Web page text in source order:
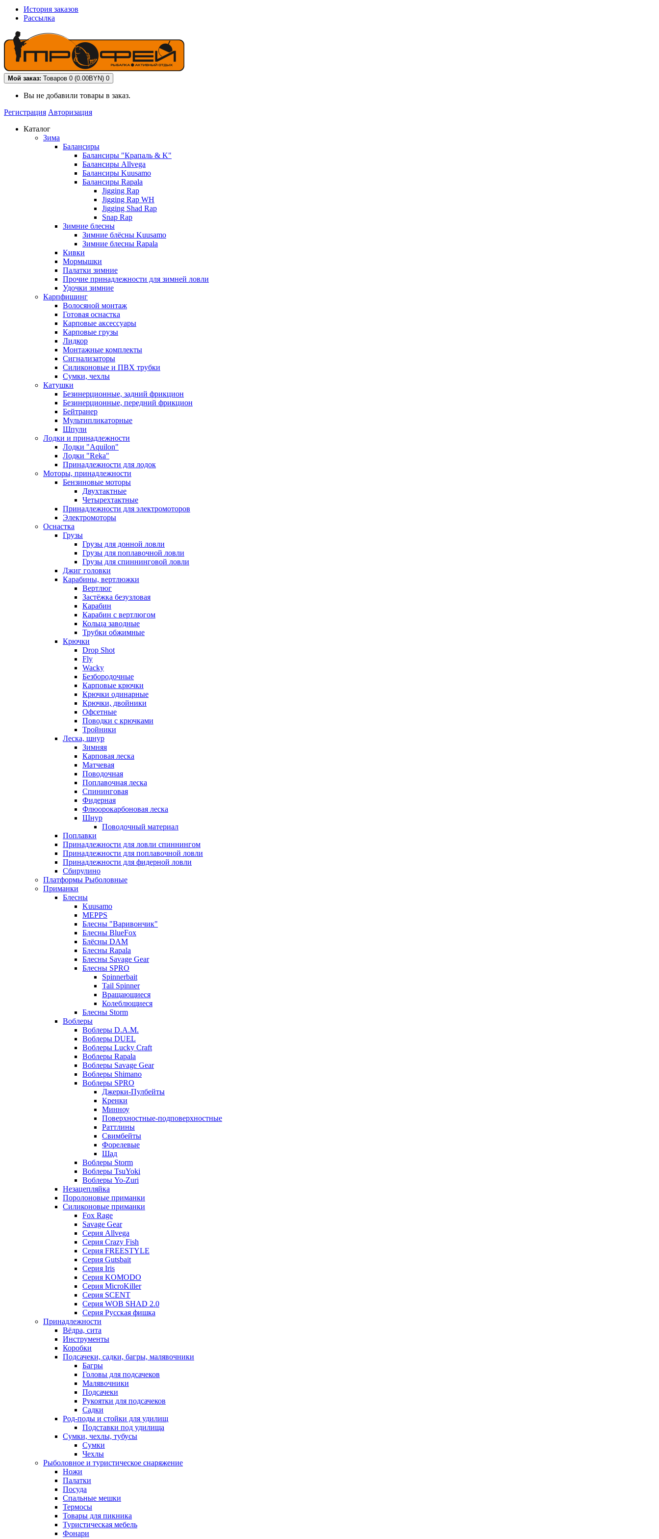
История заказов
Рассылка
Мой заказ: Товаров 0 (0.00BYN) 0
Вы не добавили товары в заказ.
Регистрация Авторизация
Каталог
Зима
Балансиры
Балансиры "Крапаль & K"
Балансиры Allvega
Балансиры Kuusamo
Балансиры Rapala
Jigging Rap
Jigging Rap WH
Jigging Shad Rap
Snap Rap
Зимние блесны
Зимние блёсны Kuusamo
Зимние блесны Rapala
Кивки
Мормышки
Палатки зимние
Прочие принадлежности для зимней ловли
Удочки зимние
Карпфишинг
Волосяной монтаж
Готовая оснастка
Карповые аксессуары
Карповые грузы
Лидкор
Монтажные комплекты
Сигнализаторы
Силиконовые и ПВХ трубки
Сумки, чехлы
Катушки
Безинерционные, задний фрикцион
Безинерционные, передний фрикцион
Бейтранер
Мультипликаторные
Шпули
Лодки и принадлежности
Лодки "Aquilon"
Лодки "Reka"
Принадлежности для лодок
Моторы, принадлежности
Бензиновые моторы
Двухтактные
Четырехтактные
Принадлежности для электромоторов
Электромоторы
Оснастка
Грузы
Грузы для донной ловли
Грузы для поплавочной ловли
Грузы для спиннинговой ловли
Джиг головки
Карабины, вертлюжки
Вертлюг
Застёжка безузловая
Карабин
Карабин с вертлюгом
Кольца заводные
Трубки обжимные
Крючки
Drop Shot
Fly
Wacky
Безбородочные
Карповые крючки
Крючки одинарные
Крючки, двойники
Офсетные
Поводки с крючками
Тройники
Леска, шнур
Зимняя
Карповая леска
Матчевая
Поводочная
Поплавочная леска
Спининговая
Фидерная
Флюорокарбоновая леска
Шнур
Поводочный материал
Поплавки
Принадлежности для ловли спиннингом
Принадлежности для поплавочной ловли
Принадлежности для фидерной ловли
Сбирулино
Платформы Рыболовные
Приманки
Блесны
Kuusamo
MEPPS
Блесны "Варивончик"
Блесны BlueFox
Блёсны DAM
Блесны Rapala
Блесны Savage Gear
Блесны SPRO
Spinnerbait
Tail Spinner
Вращающиеся
Колеблющиеся
Блесны Storm
Воблеры
Воблеры D.A.M.
Воблеры DUEL
Воблеры Lucky Craft
Воблеры Rapala
Воблеры Savage Gear
Воблеры Shimano
Воблеры SPRO
Джерки-Пулбейты
Кренки
Минноу
Поверхностные-подповерхностные
Раттлины
Свимбейты
Форелевые
Шад
Воблеры Storm
Воблеры TsuYoki
Воблеры Yo-Zuri
Незацепляйка
Поролоновые приманки
Силиконовые приманки
Fox Rage
Savage Gear
Серия Allvega
Серия Crazy Fish
Серия FREESTYLE
Серия Gutsbait
Серия Iris
Серия KOMODO
Серия MicroKiller
Серия SCENT
Серия WOB SHAD 2.0
Серия Русская фишка
Принадлежности
Вёдра, сита
Инструменты
Коробки
Подсачеки, садки, багры, малявочники
Багры
Головы для подсачеков
Малявочники
Подсачеки
Рукоятки для подсачеков
Садки
Род-поды и стойки для удилищ
Подставки под удилища
Сумки, чехлы, тубусы
Сумки
Чехлы
Рыболовное и туристическое снаряжение
Ножи
Палатки
Посуда
Спальные мешки
Термосы
Товары для пикника
Туристическая мебель
Фонари